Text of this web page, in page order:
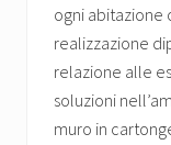
ogni abitazione
realizzazione
relazione alle
soluzioni
muro in